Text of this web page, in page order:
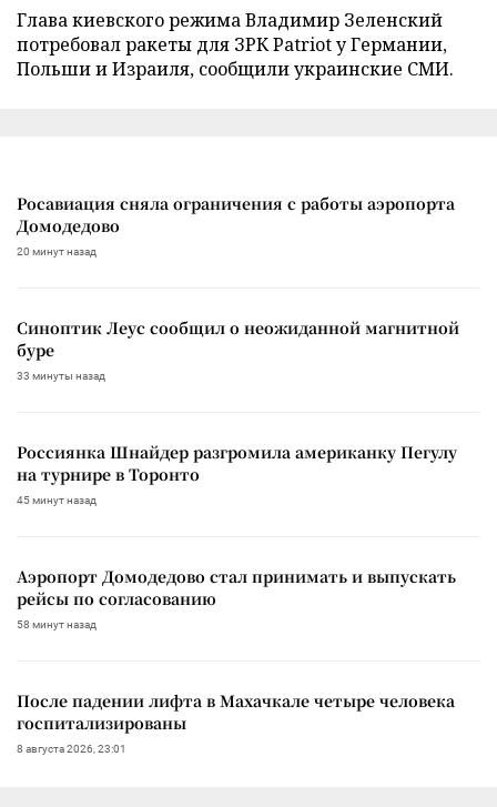
Глава киевского режима Владимир Зеленский
потребовал ракеты для ЗРК Patriot у Германии,
Польши и Израиля, сообщили украинские СМИ.
Росавиация сняла ограничения с работы аэропорта
Домодедово
20 минут назад
Синоптик Леус сообщил о неожиданной магнитной
буре
33 минуты назад
Россиянка Шнайдер разгромила американку Пегулу
на турнире в Торонто
45 минут назад
Аэропорт Домодедово стал принимать и выпускать
рейсы по согласованию
58 минут назад
После падении лифта в Махачкале четыре человека
госпитализированы
8 августа 2026, 23:01